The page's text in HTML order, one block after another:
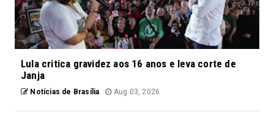
Lula critica gravidez aos 16 anos e leva corte de
Janja
Notícias de Brasília Aug 03, 2026